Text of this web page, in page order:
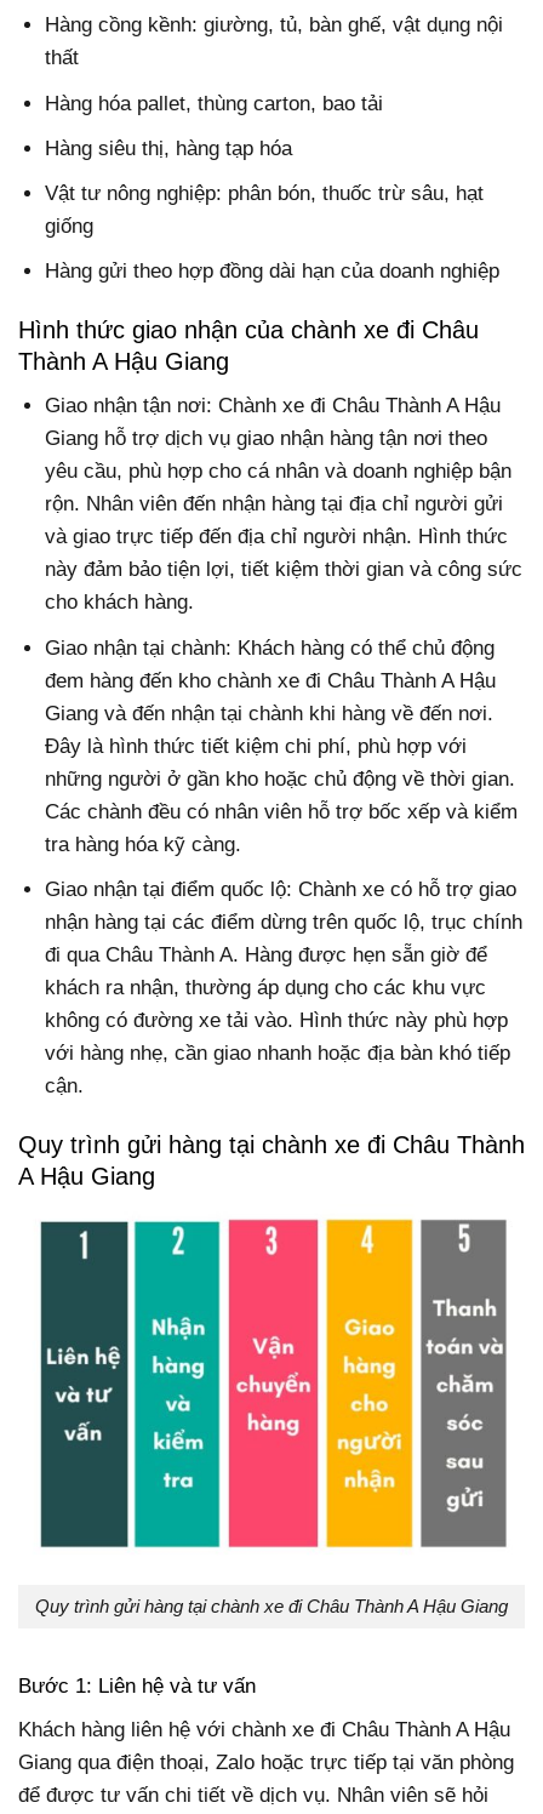
Hàng cồng kềnh: giường, tủ, bàn ghế, vật dụng nội
thất
Hàng hóa pallet, thùng carton, bao tải
Hàng siêu thị, hàng tạp hóa
Vật tư nông nghiệp: phân bón, thuốc trừ sâu, hạt
giống
Hàng gửi theo hợp đồng dài hạn của doanh nghiệp
Hình thức giao nhận của chành xe đi Châu
Thành A Hậu Giang
Giao nhận tận nơi: Chành xe đi Châu Thành A Hậu
Giang hỗ trợ dịch vụ giao nhận hàng tận nơi theo
yêu cầu, phù hợp cho cá nhân và doanh nghiệp bận
rộn. Nhân viên đến nhận hàng tại địa chỉ người gửi
và giao trực tiếp đến địa chỉ người nhận. Hình thức
này đảm bảo tiện lợi, tiết kiệm thời gian và công sức
cho khách hàng.
Giao nhận tại chành: Khách hàng có thể chủ động
đem hàng đến kho chành xe đi Châu Thành A Hậu
Giang và đến nhận tại chành khi hàng về đến nơi.
Đây là hình thức tiết kiệm chi phí, phù hợp với
những người ở gần kho hoặc chủ động về thời gian.
Các chành đều có nhân viên hỗ trợ bốc xếp và kiểm
tra hàng hóa kỹ càng.
Giao nhận tại điểm quốc lộ: Chành xe có hỗ trợ giao
nhận hàng tại các điểm dừng trên quốc lộ, trục chính
đi qua Châu Thành A. Hàng được hẹn sẵn giờ để
khách ra nhận, thường áp dụng cho các khu vực
không có đường xe tải vào. Hình thức này phù hợp
với hàng nhẹ, cần giao nhanh hoặc địa bàn khó tiếp
cận.
Quy trình gửi hàng tại chành xe đi Châu Thành
A Hậu Giang
Quy trình gửi hàng tại chành xe đi Châu Thành A Hậu Giang
Bước 1: Liên hệ và tư vấn
Khách hàng liên hệ với chành xe đi Châu Thành A Hậu
Giang qua điện thoại, Zalo hoặc trực tiếp tại văn phòng
để được tư vấn chi tiết về dịch vụ. Nhân viên sẽ hỏi